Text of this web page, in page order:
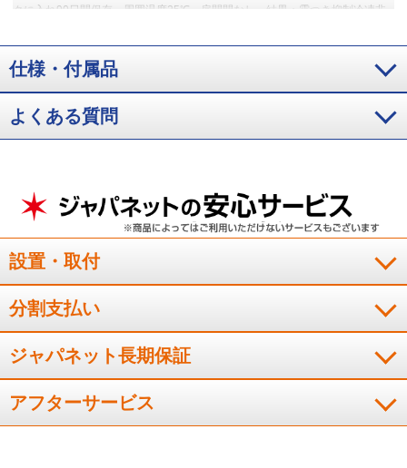
クに入れ90日間保存。周囲温度25℃、扉開閉なし。結果：霜つき抑制冷凍非
0.99g。
※4 実験条件：牛ももステーキ肉150gをプラスチックパックに入れ
14日間保存。周囲温度25℃、扉開閉なし。結果：霜つき抑制運転なし2022年
商品NR-F608WPX：2.45g、霜つき抑制運転ありNR-F60WX3：1.68g。冷凍
室下段で保存比較。
※5 魚や肉類などがサクッと切れます。食品の種類や
量、冷却時間などにより効果は異なります。
※6 ボトルコーナーは含まな
い。ボトルコーナーに保存した野菜の乾燥が気になる場合はラップや袋に入
仕様・付属品
よくある質問
設置・取付
分割支払い
ジャパネット長期保証
アフターサービス